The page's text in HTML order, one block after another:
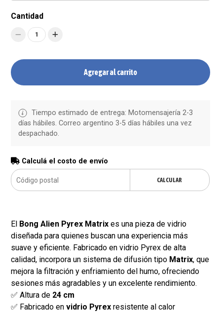
Cantidad
1
Agregar al carrito
Tiempo estimado de entrega: Motomensajería 2-3
días hábiles. Correo argentino 3-5 días hábiles una vez
despachado.
Calculá el costo de envío
CALCULAR
El Bong Alien Pyrex Matrix es una pieza de vidrio
diseñada para quienes buscan una experiencia más
suave y eficiente. Fabricado en vidrio Pyrex de alta
calidad, incorpora un sistema de difusión tipo Matrix, que
mejora la filtración y enfriamiento del humo, ofreciendo
sesiones más agradables y un excelente rendimiento.
✅ Altura de 24 cm
✅ Fabricado envidrio Pyrex resistente al calor